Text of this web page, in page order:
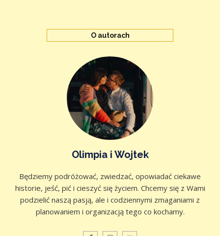
O autorach
Olimpia i Wojtek
Będziemy podróżować, zwiedzać, opowiadać ciekawe
historie, jeść, pić i cieszyć się życiem. Chcemy się z Wami
podzielić naszą pasją, ale i codziennymi zmaganiami z
planowaniem i organizacją tego co kochamy.